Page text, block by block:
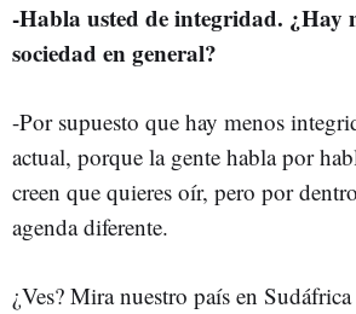
-Habla usted de integridad. ¿Hay
sociedad en general?
-Por supuesto que hay menos
actual, porque la gente habla por
creen que quieres oír, pero por
agenda diferente.
¿Ves? Mira nuestro país en